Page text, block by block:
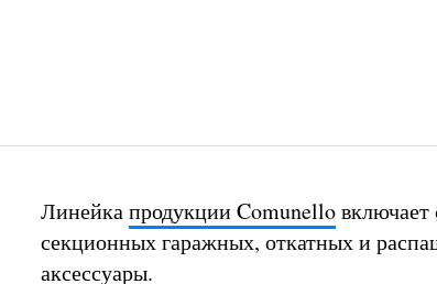
Линейкапродукции Comunelloвключает
секционных гаражных, откатных и
аксессуары.